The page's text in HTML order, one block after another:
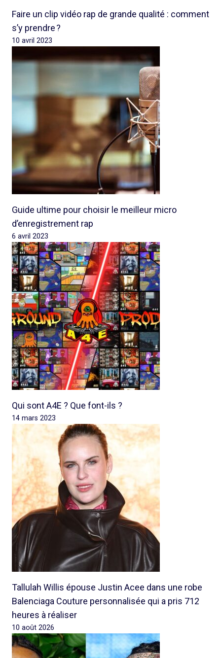
Faire un clip vidéo rap de grande qualité : comment
s’y prendre ?
10 avril 2023
Guide ultime pour choisir le meilleur micro
d’enregistrement rap
6 avril 2023
Qui sont A4E ? Que font-ils ?
14 mars 2023
Tallulah Willis épouse Justin Acee dans une robe
Balenciaga Couture personnalisée qui a pris 712
heures à réaliser
10 août 2026